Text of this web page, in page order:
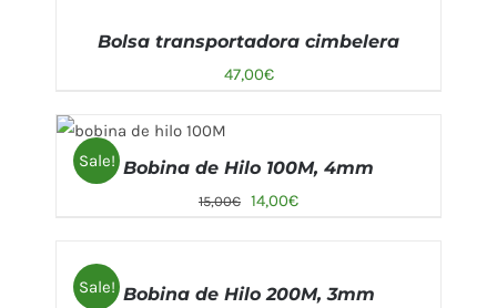
Bolsa transportadora cimbelera
47,00€
Sale!
AÑADIR AL CARRITO
/
DETALLES
Bobina de Hilo 100M, 4mm
15,00€ 14,00€
Sale!
CARRITO
Bobina de Hilo 200M, 3mm